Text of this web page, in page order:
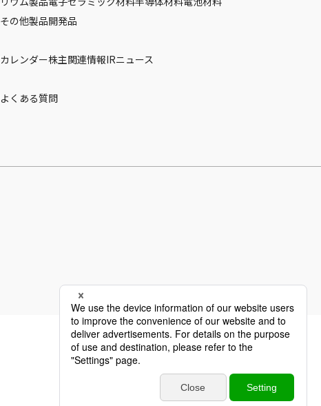
その他製品開発品
レンダー株主関連情報IRニュース
よくある質問